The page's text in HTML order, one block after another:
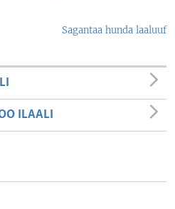
Sagantaa hunda laaluuf
ILAALI